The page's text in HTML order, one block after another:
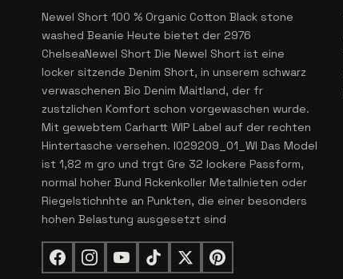
Newel Short 100 % Organic Cotton Black stone
washed Beanie Heute bietet der 2976
ChelseaNewel Short Die Newel Short ist eine
locker sitzende Denim Short, in unserem schwarz
verwaschenen Bio Denim Maitland, der fr
zustzlichen Komfort schon vorgewaschen wurde.
Mit gewebtem Carhartt WIP Label auf der rechten
Hintertasche versehen. I029209_01_WI Das Model
ist 1,82 m gro und trgt Gre 32 lockere Passform,
normal hoher Bund Rckenkoller Metallnieten oder
Riegelstichnhte an Punkten, die einer besonders
hohen Belastung ausgesetzt sind